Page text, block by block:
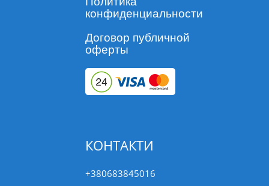
конфиденциальности
Договор публичной
оферты
КОНТАКТИ
+380683845016